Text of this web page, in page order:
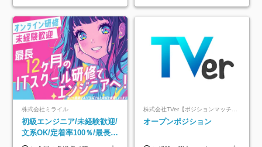
株式会社ミライル
初級エンジニア/未経験歓迎/
文系OK/定着率100％/最長1
年の自社ITスクール研修あ
株式会社TVer【ポジションマッチ登録】
オープンポジション